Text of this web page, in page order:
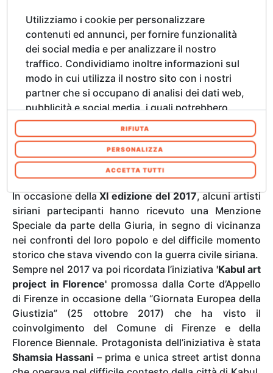
tecnologia delle stampanti 3D, l’artista ha ricreato in
laboratorio le copie di alcune sculture distrutte nel
Museo di Mosul a opera dell’ISIS nel marzo
2015. Morehshin Allahyari ha ricevuto il “Premio
Speciale” del Presidente della Florence Biennale per
l’impegno alla tutela del patrimonio culturale. Artista,
attivista, educatrice e curatrice, l’artista si focalizza
sulle contraddizioni culturali, sociali e politiche dei
nostri giorni utilizzando la tecnologia intesa come
potenziale strumento poetico con cui testimoniare le
problematiche esistenziali, sia individuali sia
collettive, degli esseri umani del XXI secolo.
In occasione dellaXI edizione del 2017, alcuni artisti
siriani partecipanti hanno ricevuto una Menzione
Speciale da parte della Giuria, in segno di vicinanza
nei confronti del loro popolo e del difficile momento
storico che stava vivendo con la guerra civile siriana.
Sempre nel 2017 va poi ricordata l’iniziativa 'Kabul art
project in Florence' promossa dalla Corte d’Appello
di Firenze in occasione della “Giornata Europea della
Giustizia” (25 ottobre 2017) che ha visto il
coinvolgimento del Comune di Firenze e della
Florence Biennale. Protagonista dell’iniziativa è stata
Shamsia Hassani – prima e unica street artist donna
Utilizziamo i cookie per personalizzare
contenuti ed annunci, per fornire funzionalità
dei social media e per analizzare il nostro
traffico. Condividiamo inoltre informazioni sul
modo in cui utilizza il nostro sito con i nostri
partner che si occupano di analisi dei dati web,
pubblicità e social media, i quali potrebbero
combinarle con altre informazioni che ha
fornito loro o che hanno raccolto dal suo
utilizzo dei loro servizi. Acconsenta ai nostri
cookie se continua ad utilizzare il nostro sito
web. In qualsiasi momento è possibile
modificare o revocare il proprio consenso dalla
Informativa sui cookie sul nostro sito Web.
RIFIUTA
PERSONALIZZA
ACCETTA TUTTI